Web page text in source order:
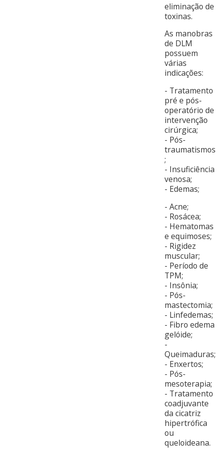
eliminação de
toxinas.
As manobras
de DLM
possuem
várias
indicações:
- Tratamento
pré e pós-
operatório de
intervenção
cirúrgica;
- Pós-
traumatismos
;
- Insuficiência
venosa;
- Edemas;
- Acne;
- Rosácea;
- Hematomas
e equimoses;
- Rigidez
muscular;
- Período de
TPM;
- Insônia;
- Pós-
mastectomia;
- Linfedemas;
- Fibro edema
gelóide;
-
Queimaduras;
- Enxertos;
- Pós-
mesoterapia;
- Tratamento
coadjuvante
da cicatriz
hipertrófica
ou
queloideana.